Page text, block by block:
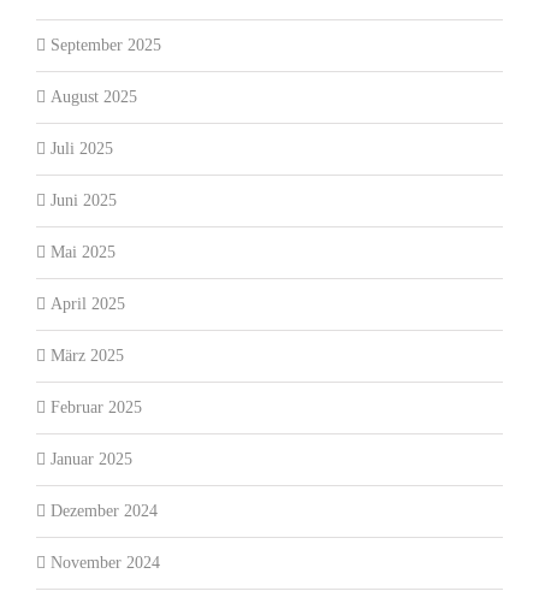
September 2025
August 2025
Juli 2025
Juni 2025
Mai 2025
April 2025
März 2025
Februar 2025
Januar 2025
Dezember 2024
November 2024